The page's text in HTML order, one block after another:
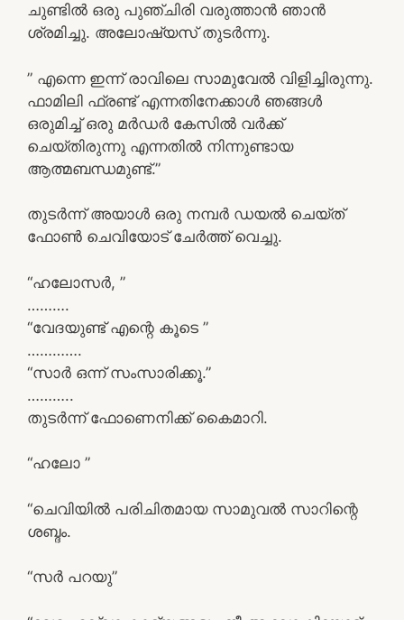
ചുണ്ടിൽ ഒരു പുഞ്ചിരി വരുത്താൻ ഞാൻ
ശ്രമിച്ചു. അലോഷ്യസ് തുടർന്നു.
” എന്നെ ഇന്ന് രാവിലെ സാമുവേൽ വിളിച്ചിരുന്നു.
ഫാമിലി ഫ്രണ്ട് എന്നതിനേക്കാൾ ഞങ്ങൾ
ഒരുമിച്ച് ഒരു മർഡർ കേസിൽ വർക്ക്
ചെയ്തിരുന്നു എന്നതിൽ നിന്നുണ്ടായ
ആത്മബന്ധമുണ്ട്.”
തുടർന്ന് അയാൾ ഒരു നമ്പർ ഡയൽ ചെയ്ത്
ഫോൺ ചെവിയോട് ചേർത്ത് വെച്ചു.
“ഹലോസർ, ”
……….
“വേദയുണ്ട് എന്റെ കൂടെ ”
………….
“സാർ ഒന്ന് സംസാരിക്കൂ.”
………..
തുടർന്ന് ഫോണെനിക്ക് കൈമാറി.
“ഹലോ ”
“ചെവിയിൽ പരിചിതമായ സാമുവൽ സാറിന്റെ
ശബ്ദം.
“സർ പറയു”